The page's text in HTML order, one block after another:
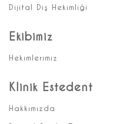
Dijital Diş Hekimliği
Ekibimiz
Hekimlerimiz
Klinik Estedent
Hakkımızda